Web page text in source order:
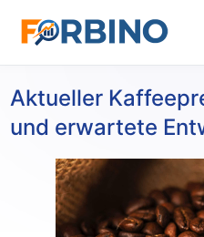
Aktueller
und erwartete